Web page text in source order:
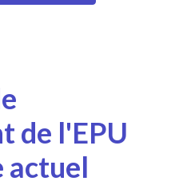
de l'EPU
actuel